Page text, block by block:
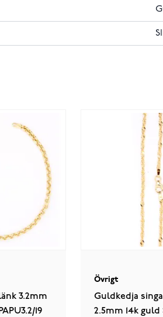
3.2mm
19
Övrigt
Guldkedja
2.5mm 14k guld